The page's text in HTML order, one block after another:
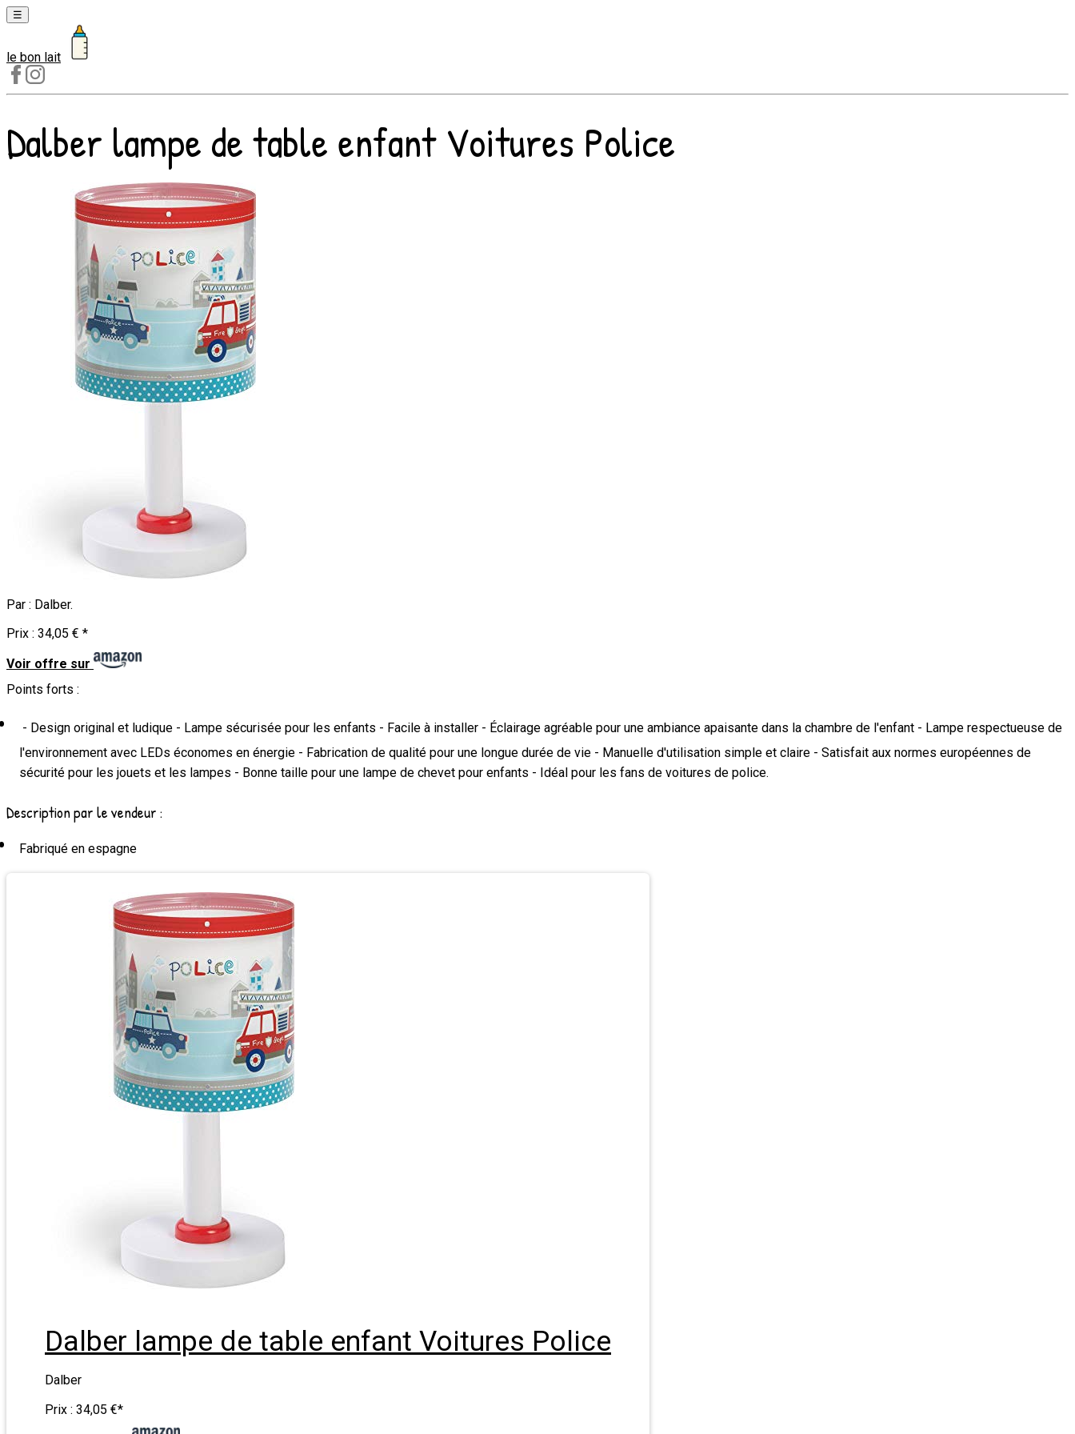
☰
Laits
1er
âge
Laits
2e
croissance
le bon lait
Dalber lampe de table enfant Voitures Police
Par : Dalber.
Prix : 34,05 € *
Voir offre sur
Points forts :
- Design original et ludique - Lampe sécurisée pour les enfants - Facile à installer - Éclairage agréable pour une ambiance apaisante dans la chambre de l'enfant - Lampe respectueuse de
l'environnement avec LEDs économes en énergie - Fabrication de qualité pour une longue durée de vie - Manuelle d'utilisation simple et claire - Satisfait aux normes européennes de
sécurité pour les jouets et les lampes - Bonne taille pour une lampe de chevet pour enfants - Idéal pour les fans de voitures de police.
Description par le vendeur :
Fabriqué en espagne
Dalber lampe de table enfant Voitures Police
Dalber
Prix : 34,05 €*